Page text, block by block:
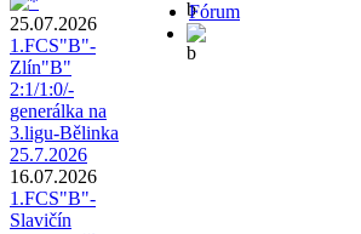
25.07.2026
1.FCS"B"-
Zlín"B"
2:1/1:0/-
generálka na
3.ligu-Bělinka
25.7.2026
16.07.2026
1.FCS"B"-
Slavičín
Fórum